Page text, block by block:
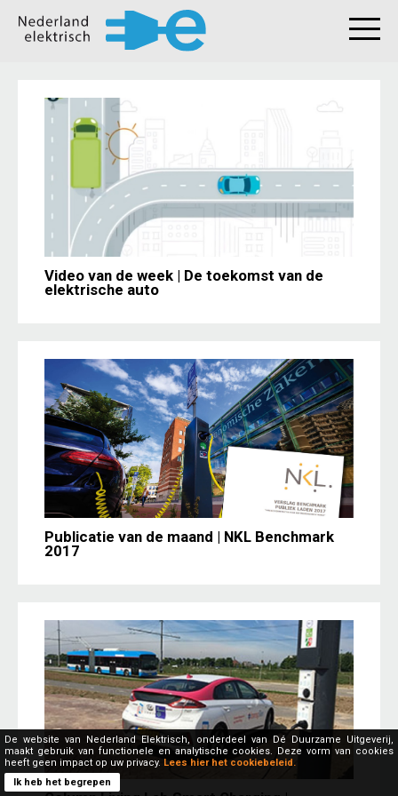
Video van de week | De toekomst van de
elektrische auto
Publicatie van de maand | NKL Benchmark
2017
De website van Nederland Elektrisch, onderdeel van Dé Duurzame Uitgeverij,
maakt gebruik van functionele en analytische cookies. Deze vorm van cookies
heeft geen impact op uw privacy. Lees hier het cookiebeleid.
Ik heb het begrepen